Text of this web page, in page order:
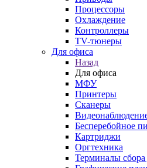
Процессоры
Охлаждение
Контроллеры
TV-тюнеры
Для офиса
Назад
Для офиса
МФУ
Принтеры
Сканеры
Бесперебойное
Картриджи
Оргтехника
Терминалы